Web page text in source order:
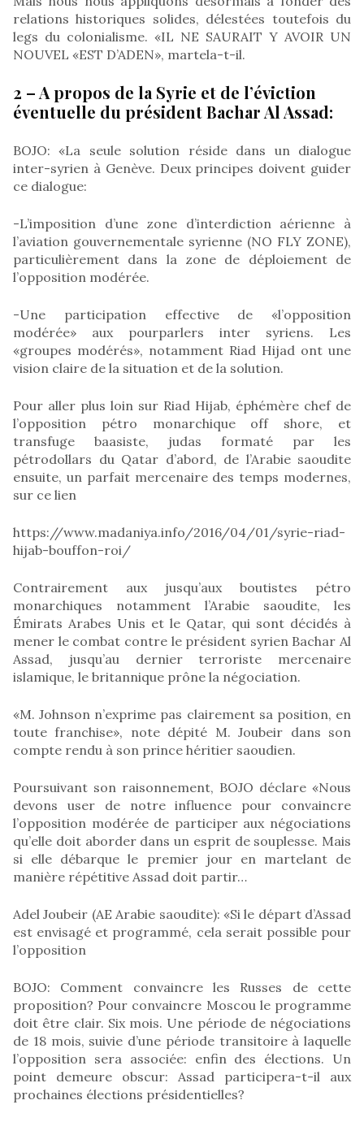
relations historiques solides, délestées toutefois du
legs du colonialisme. «IL NE SAURAIT Y AVOIR UN
NOUVEL «EST D’ADEN», martela-t-il.
2 – A propos de la Syrie et de l’éviction
éventuelle du président Bachar Al Assad:
BOJO: «La seule solution réside dans un dialogue
inter-syrien à Genève. Deux principes doivent guider
ce dialogue:
-L’imposition d’une zone d’interdiction aérienne à
l’aviation gouvernementale syrienne (NO FLY ZONE),
particulièrement dans la zone de déploiement de
l’opposition modérée.
-Une participation effective de «l’opposition
modérée» aux pourparlers inter syriens. Les
«groupes modérés», notamment Riad Hijad ont une
vision claire de la situation et de la solution.
Pour aller plus loin sur Riad Hijab, éphémère chef de
l’opposition pétro monarchique off shore, et
transfuge baasiste, judas formaté par les
pétrodollars du Qatar d’abord, de l’Arabie saoudite
ensuite, un parfait mercenaire des temps modernes,
sur ce lien
https://www.madaniya.info/2016/04/01/syrie-riad-
hijab-bouffon-roi/
Contrairement aux jusqu’aux boutistes pétro
monarchiques notamment l’Arabie saoudite, les
Émirats Arabes Unis et le Qatar, qui sont décidés à
mener le combat contre le président syrien Bachar Al
Assad, jusqu’au dernier terroriste mercenaire
islamique, le britannique prône la négociation.
«M. Johnson n’exprime pas clairement sa position, en
toute franchise», note dépité M. Joubeir dans son
compte rendu à son prince héritier saoudien.
Poursuivant son raisonnement, BOJO déclare «Nous
devons user de notre influence pour convaincre
l’opposition modérée de participer aux négociations
qu’elle doit aborder dans un esprit de souplesse. Mais
si elle débarque le premier jour en martelant de
manière répétitive Assad doit partir…
Adel Joubeir (AE Arabie saoudite): «Si le départ d’Assad
est envisagé et programmé, cela serait possible pour
l’opposition
BOJO: Comment convaincre les Russes de cette
proposition? Pour convaincre Moscou le programme
doit être clair. Six mois. Une période de négociations
de 18 mois, suivie d’une période transitoire à laquelle
l’opposition sera associée: enfin des élections. Un
point demeure obscur: Assad participera-t-il aux
prochaines élections présidentielles?